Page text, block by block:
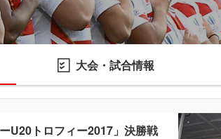
大会・試合情報
U20トロフィー2017」決勝戦